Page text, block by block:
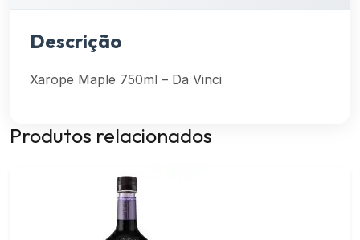
Descrição
Xarope Maple 750ml – Da Vinci
Produtos relacionados